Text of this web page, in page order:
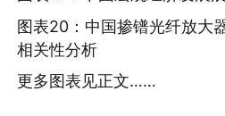
图表20：中国掺镨光纤放大
相关性分析
更多图表见正文……